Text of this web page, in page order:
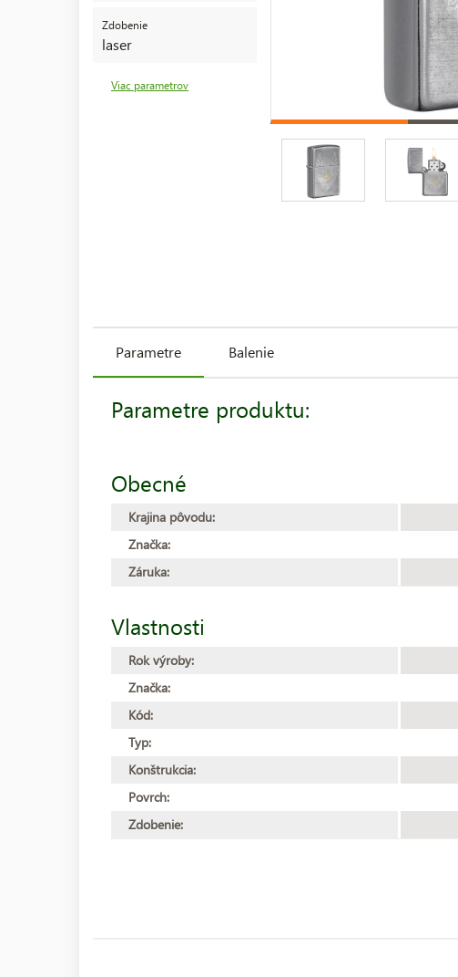
Zdobenie
laser
Viac parametrov
Parametre Balenie
Parametre produktu:
Obecné
Krajina pôvodu:
Značka:
Záruka:
Vlastnosti
Rok výroby:
Značka:
Kód:
Typ:
Konštrukcia:
Povrch:
Zdobenie: